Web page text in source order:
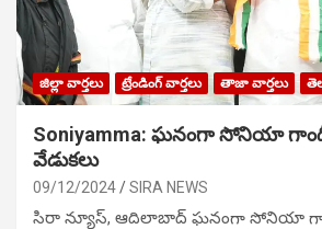
జిల్లా వార్తలు ట్రేండింగ్ వార్తలు తాజా వార్తలు
Soniyamma: ఘ‌నంగా సోనియా
వేడుక‌లు
09/12/2024 SIRA NEWS
సిరా న్యూస్, ఆదిలాబాద్ ఘ‌నంగా సోనియా